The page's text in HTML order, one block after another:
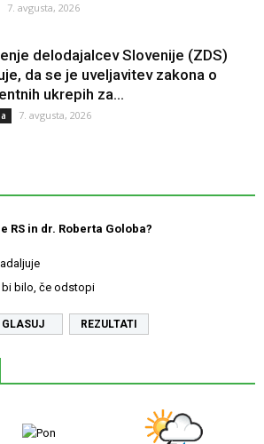
7. avgusta, 2026
delodajalcev Slovenije (ZDS)
da se je uveljavitev zakona o
ukrepih za...
7. avgusta, 2026
RS in dr. Roberta Goloba?
bilo, če odstopi
REZULTATI